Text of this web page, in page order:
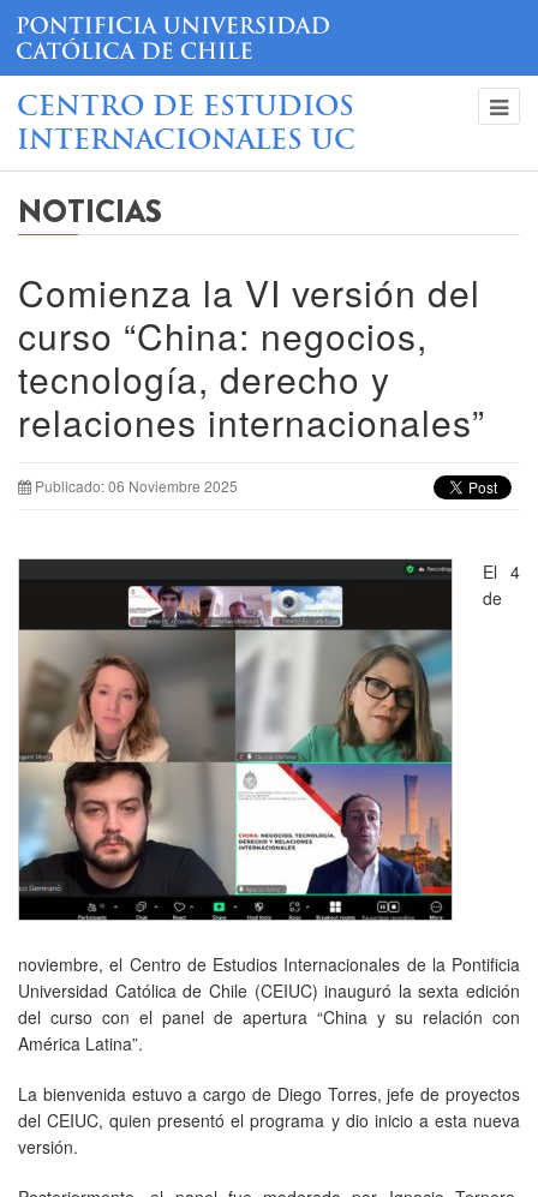
CENTRO DE ESTUDIOS
INTERNACIONALES UC
NOTICIAS
Comienza la VI versión del
curso “China: negocios,
tecnología, derecho y
relaciones internacionales”
Publicado: 06 Noviembre 2025
El 4
de
noviembre, el Centro de Estudios Internacionales de la Pontificia
Universidad Católica de Chile (CEIUC) inauguró la sexta edición
del curso con el panel de apertura “China y su relación con
América Latina”.
La bienvenida estuvo a cargo de Diego Torres, jefe de proyectos
del CEIUC, quien presentó el programa y dio inicio a esta nueva
versión.